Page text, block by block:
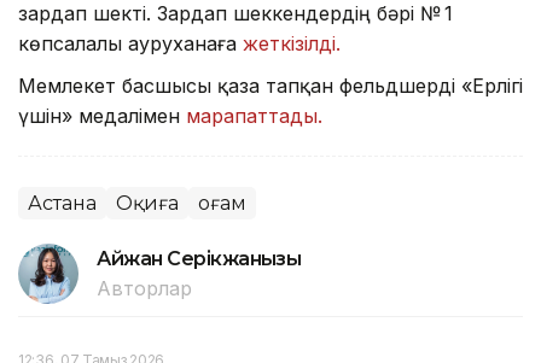
зардап шекті. Зардап шеккендердің бәрі № 1
көпсалалы ауруханаға жеткізілді.
Мемлекет басшысы қаза тапқан фельдшерді «Ерлігі
үшін» медалімен марапаттады.
Астана Оқиға Қоғам
Айжан Серікжанқызы
Авторлар